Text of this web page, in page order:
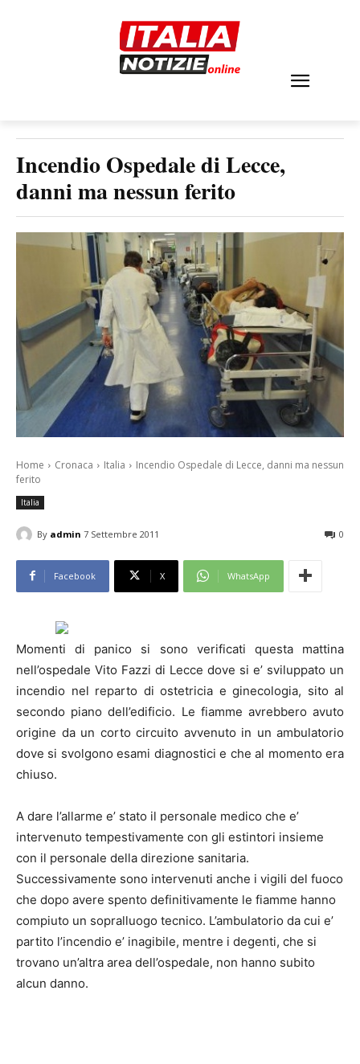
Incendio Ospedale di Lecce,
danni ma nessun ferito
Home Cronaca Italia
Incendio Ospedale di Lecce, danni ma nessun
ferito
Italia
By admin 7 Settembre 2011 0
Facebook X WhatsApp
Momenti di panico si sono verificati questa mattina
nell’ospedale Vito Fazzi di Lecce dove si e’ sviluppato un
incendio nel reparto di ostetricia e ginecologia, sito al
secondo piano dell’edificio. Le fiamme avrebbero avuto
origine da un corto circuito avvenuto in un ambulatorio
dove si svolgono esami diagnostici e che al momento era
chiuso.
A dare l’allarme e’ stato il personale medico che e’
intervenuto tempestivamente con gli estintori insieme
con il personale della direzione sanitaria.
Successivamente sono intervenuti anche i vigili del fuoco
che dopo avere spento definitivamente le fiamme hanno
compiuto un sopralluogo tecnico. L’ambulatorio da cui e’
partito l’incendio e’ inagibile, mentre i degenti, che si
trovano un’altra area dell’ospedale, non hanno subito
alcun danno.